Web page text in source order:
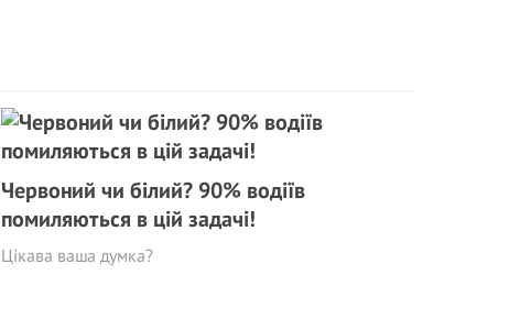
Червоний чи білий? 90% водіїв
помиляються в цій задачi!
Цікава ваша думка?